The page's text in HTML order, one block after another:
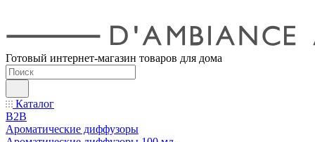
Готовый интернет-магазин товаров для дома
Каталог
B2B
Ароматические диффузоры